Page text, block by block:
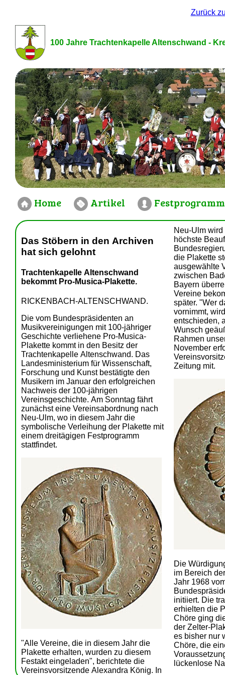
Zurück
100 Jahre Trachtenkapelle Altenschwand -
Home Artikel Festprogramm
Das Stöbern in den Archiven
hat sich gelohnt
Trachtenkapelle Altenschwand
bekommt Pro-Musica-Plakette.
RICKENBACH-ALTENSCHWAND.
Die vom Bundespräsidenten an
Musikvereinigungen mit 100-jähriger
Geschichte verliehene Pro-Musica-
Plakette kommt in den Besitz der
Trachtenkapelle Altenschwand. Das
Landesministerium für Wissenschaft,
Forschung und Kunst bestätigte den
Musikern im Januar den erfolgreichen
Nachweis der 100-jährigen
Vereinsgeschichte. Am Sonntag fährt
zunächst eine Vereinsabordnung nach
Neu-Ulm, wo in diesem Jahr die
symbolische Verleihung der Plakette mit
einem dreitägigen Festprogramm
stattfindet.
"Alle Vereine, die in diesem Jahr die
Plakette erhalten, wurden zu diesem
Festakt eingeladen", berichtete die
Vereinsvorsitzende Alexandra König. In
Neu-Ulm
höchste
die Plakette
ausgewählte
zwischen
Bayern
Vereine
später. "Wer
vornimmt,
entschieden,
Wunsch
Rahmen
November
Zeitung mit.
Die
im Bereich
Jahr 1968
initiiert. Die
erhielten die
Chöre ging
der Zelter-
es bisher nur
Chöre, die
lückenlose